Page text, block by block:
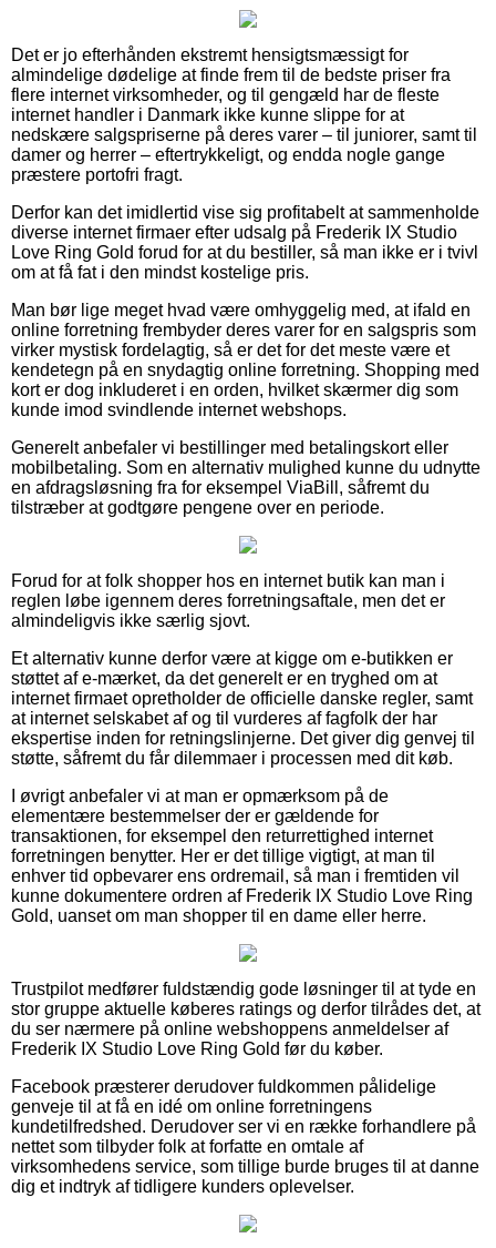
Det er jo efterhånden ekstremt hensigtsmæssigt for
almindelige dødelige at finde frem til de bedste priser fra
flere internet virksomheder, og til gengæld har de fleste
internet handler i Danmark ikke kunne slippe for at
nedskære salgspriserne på deres varer – til juniorer, samt til
damer og herrer – eftertrykkeligt, og endda nogle gange
præstere portofri fragt.
Derfor kan det imidlertid vise sig profitabelt at sammenholde
diverse internet firmaer efter udsalg på Frederik IX Studio
Love Ring Gold forud for at du bestiller, så man ikke er i tvivl
om at få fat i den mindst kostelige pris.
Man bør lige meget hvad være omhyggelig med, at ifald en
online forretning frembyder deres varer for en salgspris som
virker mystisk fordelagtig, så er det for det meste være et
kendetegn på en snydagtig online forretning. Shopping med
kort er dog inkluderet i en orden, hvilket skærmer dig som
kunde imod svindlende internet webshops.
Generelt anbefaler vi bestillinger med betalingskort eller
mobilbetaling. Som en alternativ mulighed kunne du udnytte
en afdragsløsning fra for eksempel ViaBill, såfremt du
tilstræber at godtgøre pengene over en periode.
Forud for at folk shopper hos en internet butik kan man i
reglen løbe igennem deres forretningsaftale, men det er
almindeligvis ikke særlig sjovt.
Et alternativ kunne derfor være at kigge om e-butikken er
støttet af e-mærket, da det generelt er en tryghed om at
internet firmaet opretholder de officielle danske regler, samt
at internet selskabet af og til vurderes af fagfolk der har
ekspertise inden for retningslinjerne. Det giver dig genvej til
støtte, såfremt du får dilemmaer i processen med dit køb.
I øvrigt anbefaler vi at man er opmærksom på de
elementære bestemmelser der er gældende for
transaktionen, for eksempel den returrettighed internet
forretningen benytter. Her er det tillige vigtigt, at man til
enhver tid opbevarer ens ordremail, så man i fremtiden vil
kunne dokumentere ordren af Frederik IX Studio Love Ring
Gold, uanset om man shopper til en dame eller herre.
Trustpilot medfører fuldstændig gode løsninger til at tyde en
stor gruppe aktuelle køberes ratings og derfor tilrådes det, at
du ser nærmere på online webshoppens anmeldelser af
Frederik IX Studio Love Ring Gold før du køber.
Facebook præsterer derudover fuldkommen pålidelige
genveje til at få en idé om online forretningens
kundetilfredshed. Derudover ser vi en række forhandlere på
nettet som tilbyder folk at forfatte en omtale af
virksomhedens service, som tillige burde bruges til at danne
dig et indtryk af tidligere kunders oplevelser.